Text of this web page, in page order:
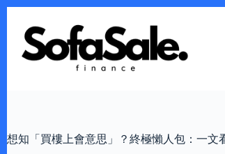
content
想知「買樓上會意思」？終極懶人包：一